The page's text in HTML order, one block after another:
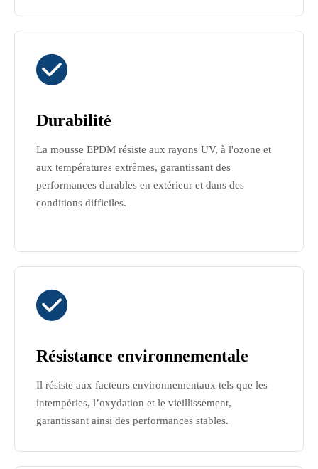

Durabilité
La mousse EPDM résiste aux rayons UV, à l'ozone et
aux températures extrêmes, garantissant des
performances durables en extérieur et dans des
conditions difficiles.

Résistance environnementale
Il résiste aux facteurs environnementaux tels que les
intempéries, l’oxydation et le vieillissement,
garantissant ainsi des performances stables.